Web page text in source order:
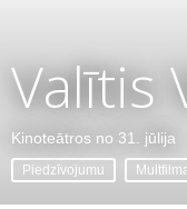
Valītis
Kinoteātros no 31. jūlija
Piedzīvojumu